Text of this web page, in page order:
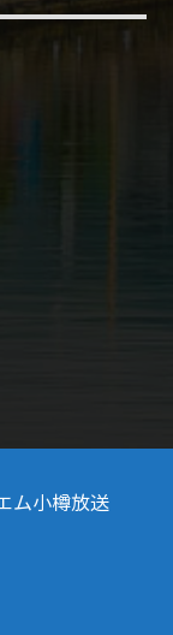
ム小樽放送